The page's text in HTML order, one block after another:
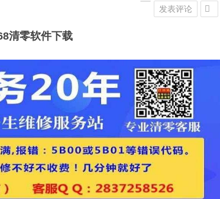
清零软件下载
发表评论